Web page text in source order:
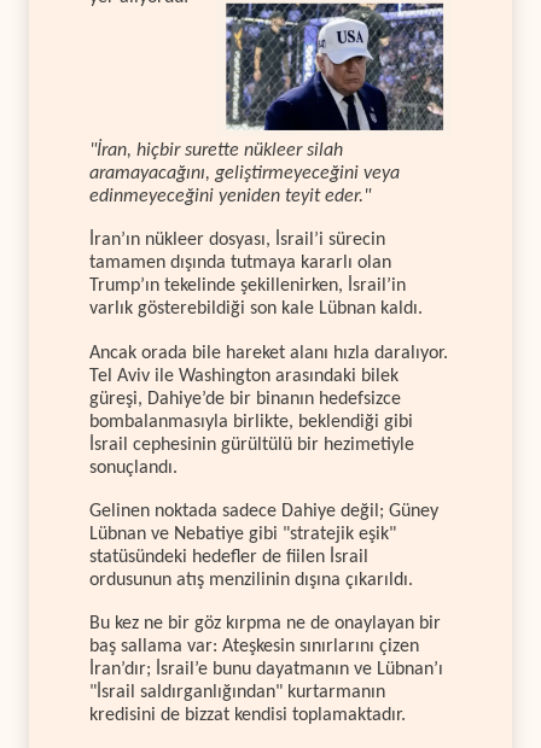
"İran, hiçbir surette nükleer silah
aramayacağını, geliştirmeyeceğini veya
edinmeyeceğini yeniden teyit eder."
İran’ın nükleer dosyası, İsrail’i sürecin
tamamen dışında tutmaya kararlı olan
Trump’ın tekelinde şekillenirken, İsrail’in
varlık gösterebildiği son kale Lübnan kaldı.
Ancak orada bile hareket alanı hızla daralıyor.
Tel Aviv ile Washington arasındaki bilek
güreşi, Dahiye’de bir binanın hedefsizce
bombalanmasıyla birlikte, beklendiği gibi
İsrail cephesinin gürültülü bir hezimetiyle
sonuçlandı.
Gelinen noktada sadece Dahiye değil; Güney
Lübnan ve Nebatiye gibi "stratejik eşik"
statüsündeki hedefler de fiilen İsrail
ordusunun atış menzilinin dışına çıkarıldı.
Bu kez ne bir göz kırpma ne de onaylayan bir
baş sallama var: Ateşkesin sınırlarını çizen
İran’dır; İsrail’e bunu dayatmanın ve Lübnan’ı
"İsrail saldırganlığından" kurtarmanın
kredisini de bizzat kendisi toplamaktadır.